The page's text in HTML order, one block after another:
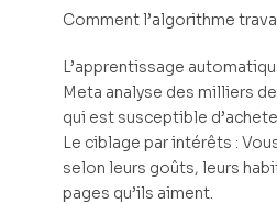
Comment l’algorithme
L’apprentissage
Meta analyse des milliers
qui est susceptible
Le ciblage par intérêts :
selon leurs goûts, leurs
pages qu’ils aiment.